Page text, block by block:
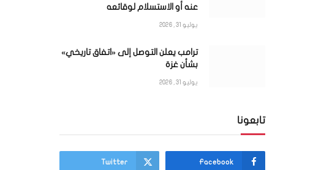
عنه أو الاستسلام لوقائعه
يوليو 31, 2026
ترامب يعلن التوصل إلى «اتفاق تاريخي»
بشأن غزة
يوليو 31, 2026
تابعونا
Facebook
Twitter